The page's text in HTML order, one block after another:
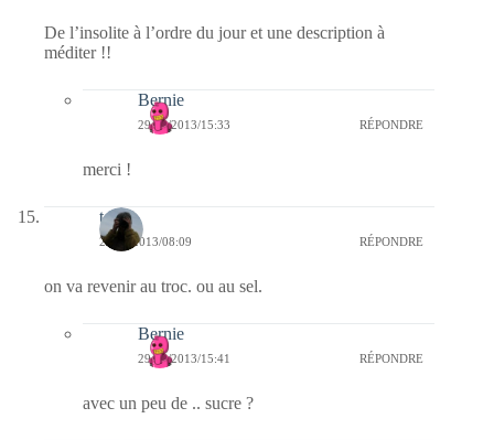
De l’insolite à l’ordre du jour et une description à
méditer !!
Bernie
29/05/2013/15:33 RÉPONDRE
merci !
telos
29/05/2013/08:09 RÉPONDRE
on va revenir au troc. ou au sel.
Bernie
29/05/2013/15:41 RÉPONDRE
avec un peu de .. sucre ?